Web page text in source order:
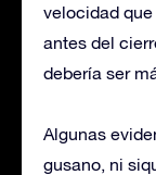
velocidad
antes del
debería ser
Algunas
gusano, ni